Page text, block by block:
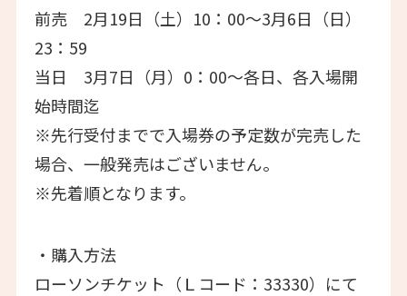
前売 2⽉19⽇（土）10：00〜3⽉6⽇（日）
23：59
当⽇ 3⽉7⽇（月）0：00〜各⽇、各⼊場開
始時間迄
※先⾏受付までで⼊場券の予定数が完売した
場合、⼀般発売はございません。
※先着順となります。
・購⼊⽅法
ローソンチケット（Ｌコード：33330）にて